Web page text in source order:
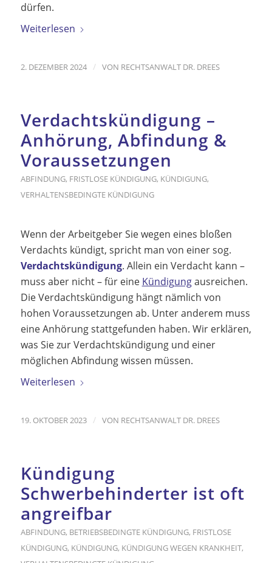
dürfen.
Weiterlesen
2. DEZEMBER 2024 / VON RECHTSANWALT DR. DREES
Verdachtskündigung –
Anhörung, Abfindung &
Voraussetzungen
ABFINDUNG, FRISTLOSE KÜNDIGUNG, KÜNDIGUNG,
VERHALTENSBEDINGTE KÜNDIGUNG
Wenn der Arbeitgeber Sie wegen eines bloßen
Verdachts kündigt, spricht man von einer sog.
Verdachtskündigung. Allein ein Verdacht kann –
muss aber nicht – für eine Kündigungausreichen.
Die Verdachtskündigung hängt nämlich von
hohen Voraussetzungen ab. Unter anderem muss
eine Anhörung stattgefunden haben. Wir erklären,
was Sie zur Verdachtskündigung und einer
möglichen Abfindung wissen müssen.
Weiterlesen
19. OKTOBER 2023 / VON RECHTSANWALT DR. DREES
Kündigung
Schwerbehinderter ist oft
angreifbar
ABFINDUNG, BETRIEBSBEDINGTE KÜNDIGUNG, FRISTLOSE
KÜNDIGUNG, KÜNDIGUNG, KÜNDIGUNG WEGEN KRANKHEIT,